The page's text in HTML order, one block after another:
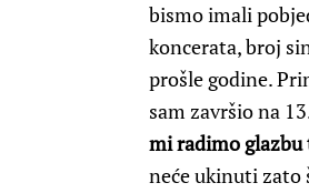
bismo imali
koncerata, broj
prošle godine.
sam završio na
mi radimo
neće ukinuti zato